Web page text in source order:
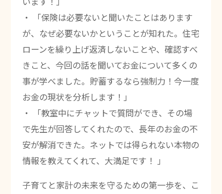
・ 「保険は必要ないと聞いたことはあります
が、なぜ必要ないかということが知れた。住宅
ローンを繰り上げ返済しないことや、確認すべ
きこと、今回の話を聞いてお金について多くの
事が学べました。貯蓄するなら強制力！今一度
お金の現状を分析します！」
・ 「教室中にチャットで質問ができ、その場
で先生が回答してくれたので、長年のお金の不
安が解消できた。ネットでは得られない本物の
情報を教えてくれて、大満足です！ 」
子育てと家計の未来を守るための第一歩を、こ